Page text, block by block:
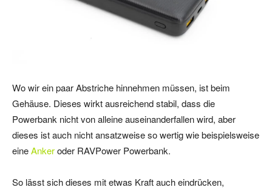
Wo wir ein paar Abstriche hinnehmen müssen, ist beim
Gehäuse. Dieses wirkt ausreichend stabil, dass die
Powerbank nicht von alleine auseinanderfallen wird, aber
dieses ist auch nicht ansatzweise so wertig wie beispielsweise
eineAnkeroder RAVPower Powerbank.
So lässt sich dieses mit etwas Kraft auch eindrücken,